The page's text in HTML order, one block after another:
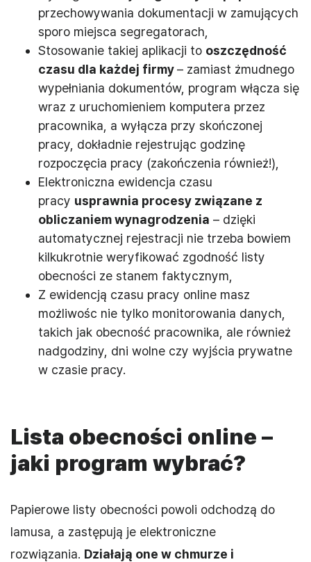
przechowywania dokumentacji w zamujących
sporo miejsca segregatorach,
Stosowanie takiej aplikacji to oszczędność
czasu dla każdej firmy– zamiast żmudnego
wypełniania dokumentów, program włącza się
wraz z uruchomieniem komputera przez
pracownika, a wyłącza przy skończonej
pracy, dokładnie rejestrując godzinę
rozpoczęcia pracy (zakończenia również!),
Elektroniczna ewidencja czasu
pracy usprawnia procesy związane z
obliczaniem wynagrodzenia – dzięki
automatycznej rejestracji nie trzeba bowiem
kilkukrotnie weryfikować zgodność listy
obecności ze stanem faktycznym,
Z ewidencją czasu pracy online masz
możliwośc nie tylko monitorowania danych,
takich jak obecność pracownika, ale również
nadgodziny, dni wolne czy wyjścia prywatne
w czasie pracy.
Lista obecności online –
jaki program wybrać?
Papierowe listy obecności powoli odchodzą do
lamusa, a zastępują je elektroniczne
rozwiązania. Działają one w chmurze i